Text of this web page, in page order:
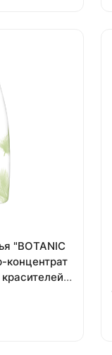
"BOTANIC
концентрат